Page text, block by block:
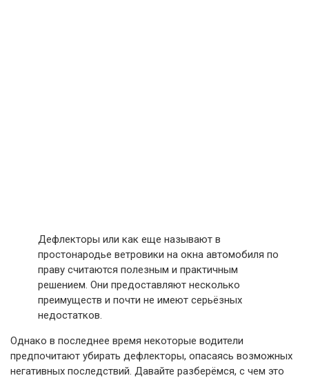
Дефлекторы или как еще называют в
простонародье ветровики на окна автомобиля по
праву считаются полезным и практичным
решением. Они предоставляют несколько
преимуществ и почти не имеют серьёзных
недостатков.
Однако в последнее время некоторые водители
предпочитают убирать дефлекторы, опасаясь возможных
негативных последствий. Давайте разберёмся, с чем это